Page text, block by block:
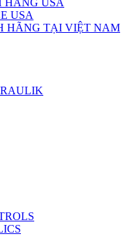
HÃNG USA
USA
HÃNG TẠI VIỆT NAM